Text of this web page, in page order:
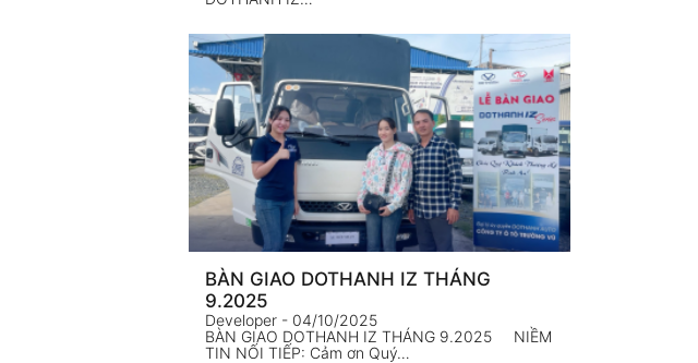
BÀN GIAO DOTHANH IZ THÁNG
9.2025
Developer - 04/10/2025
BÀN GIAO DOTHANH IZ THÁNG 9.2025 NIỀM
TIN NỐI TIẾP: Cảm ơn Quý…